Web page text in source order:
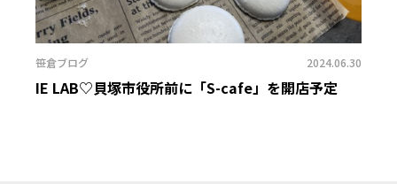
笹倉ブログ 2024.06.30
IE LAB♡貝塚市役所前に「S-cafe」を開店予定